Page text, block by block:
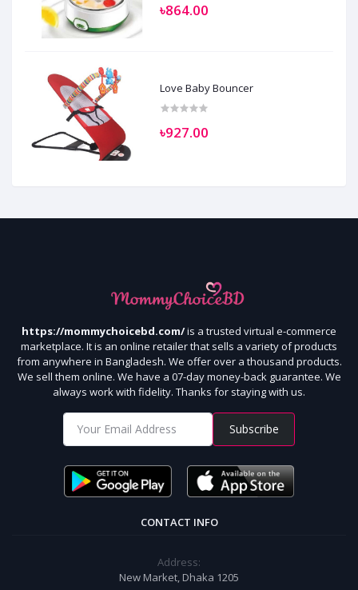
৳864.00
Love Baby Bouncer
৳927.00
https://mommychoicebd.com/is a trusted virtual e-commerce
marketplace. It is an online retailer that sells a variety of products
from anywhere in Bangladesh. We offer over a thousand products.
We sell them online. We have a 07-day money-back guarantee. We
always work with fidelity. Thanks for staying with us.
Subscribe
CONTACT INFO
Address:
New Market, Dhaka 1205